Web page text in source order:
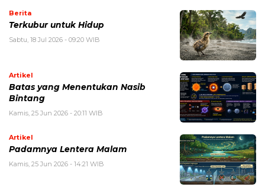
Berita
Terkubur untuk Hidup
Sabtu, 18 Jul 2026 - 09:20 WIB
Artikel
Batas yang Menentukan Nasib
Bintang
Kamis, 25 Jun 2026 - 20:11 WIB
Artikel
Padamnya Lentera Malam
Kamis, 25 Jun 2026 - 14:21 WIB